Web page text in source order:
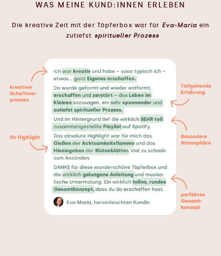
WAS MEINE KUND:INNEN ERLEBEN
Die kreative Zeit mit der Töpferbox war für Eva-Maria ein
zutiefst spiritueller Prozess